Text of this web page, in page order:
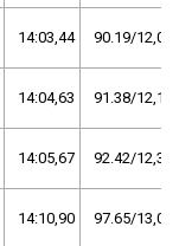
14:03,44 90.19/12,0
14:04,63 91.38/12,1
14:05,67 92.42/12,3
14:10,90 97.65/13,0